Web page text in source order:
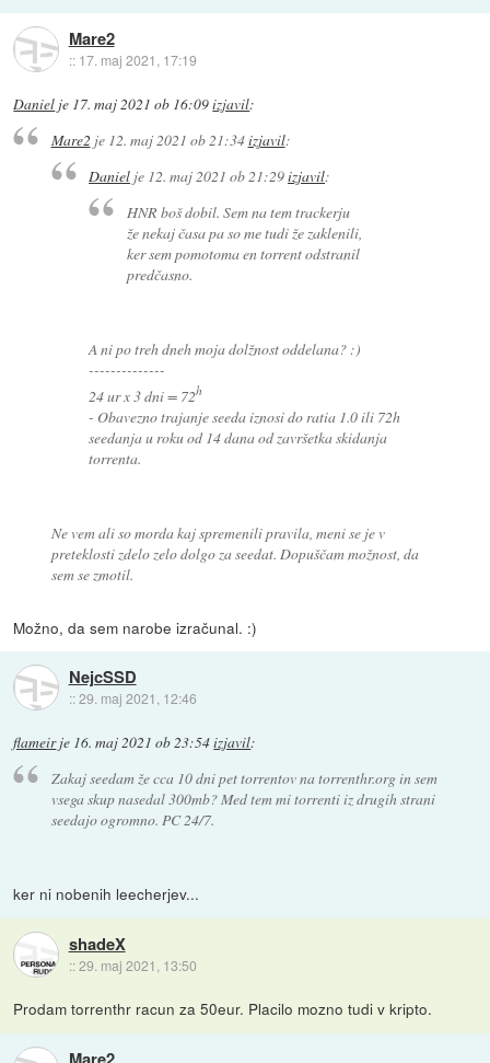
Mare2
:: 17. maj 2021, 17:19
Daniel je 17. maj 2021 ob 16:09izjavil:
Mare2je 12. maj 2021 ob 21:34izjavil:
Daniel je 12. maj 2021 ob 21:29izjavil:
HNR boš dobil. Sem na tem trackerju
že nekaj časa pa so me tudi že zaklenili,
ker sem pomotoma en torrent odstranil
predčasno.
A ni po treh dneh moja dolžnost oddelana? :)
--------------
24 ur x 3 dni = 72h
- Obavezno trajanje seeda iznosi do ratia 1.0 ili 72h
seedanja u roku od 14 dana od završetka skidanja
torrenta.
Ne vem ali so morda kaj spremenili pravila, meni se je v
preteklosti zdelo zelo dolgo za seedat. Dopuščam možnost, da
sem se zmotil.
Možno, da sem narobe izračunal. :)
NejcSSD
::29. maj 2021, 12:46
flameirje 16. maj 2021 ob 23:54izjavil:
Zakaj seedam že cca 10 dni pet torrentov na torrenthr.org in sem
vsega skup nasedal 300mb? Med tem mi torrenti iz drugih strani
seedajo ogromno. PC 24/7.
ker ni nobenih leecherjev...
shadeX
::29. maj 2021, 13:50
Prodam torrenthr racun za 50eur. Placilo mozno tudi v kripto.